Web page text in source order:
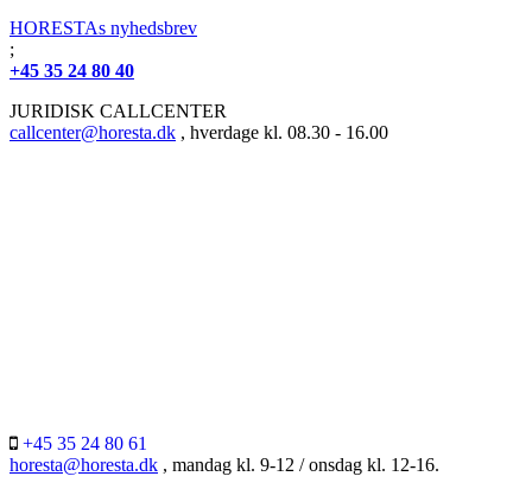
HORESTAs nyhedsbrev
;
+45 35 24 80 40
JURIDISK CALLCENTER
callcenter@horesta.dk , hverdage kl. 08.30 - 16.00
+45 35 24 80 61
horesta@horesta.dk , mandag kl. 9-12 / onsdag kl. 12-16.